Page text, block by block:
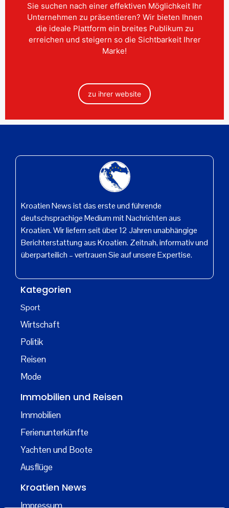
Sie suchen nach einer effektiven Möglichkeit Ihr
Unternehmen zu präsentieren? Wir bieten Ihnen
die ideale Plattform ein breites Publikum zu
erreichen und steigern so die Sichtbarkeit Ihrer
Marke!
zu ihrer website
Kroatien News ist das erste und führende
deutschsprachige Medium mit Nachrichten aus
Kroatien. Wir liefern seit über 12 Jahren unabhängige
Berichterstattung aus Kroatien. Zeitnah, informativ und
überparteilich – vertrauen Sie auf unsere Expertise.
Kategorien
Sport
Wirtschaft
Politik
Reisen
Mode
Immobilien und Reisen
Immobilien
Ferienunterkünfte
Yachten und Boote
Ausflüge
Kroatien News
Impressum